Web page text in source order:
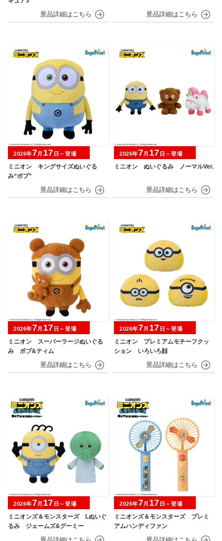
ミニオン キングサイズぬいぐる
み“ボブ”
2026年7月 17 日～登場
ミニオン ぬいぐるみ ノーマルVer.
2026年7月 17 日～登場
ミニオン スーパーラージぬいぐる
み ボブ&ティム
2026年7月 17 日～登場
ミニオン プレミアムモチーフクッ
ション いろいろ顔
2026年7月 17 日～登場
ミニオンズ＆モンスターズ Lぬいぐ
るみ ジェームズ&グーミー
2026年7月 17 日～登場
ミニオンズ＆モンスターズ プレミ
アムハンディファン
2026年7月 17 日～登場